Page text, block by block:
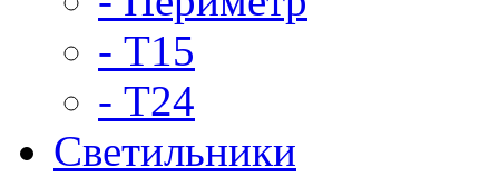
- Т15
- Т24
Светильники